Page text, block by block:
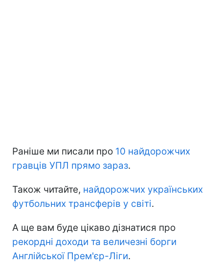
Раніше ми писали про 10 найдорожчих
гравців УПЛ прямо зараз.
Також читайте, найдорожчих українських
футбольних трансферів у світі.
А ще вам буде цікаво дізнатися про
рекордні доходи та величезні борги
Англійської Прем'єр-Ліги.